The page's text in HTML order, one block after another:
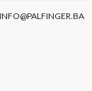
INFO@PALFINGER.BA